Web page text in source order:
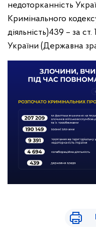
недоторканність
Кримінального
діяльність)439 – за ст.
України (Державна